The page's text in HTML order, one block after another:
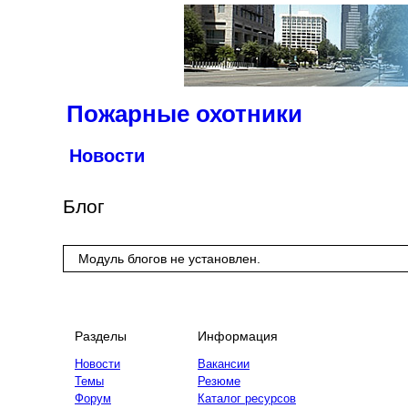
Пожарные охотники
Новости
Брандистика
Блоги
Форум
О проекте
Блог
Модуль блогов не установлен.
Разделы
Новости
Темы
Форум
Информация
Вакансии
Резюме
Каталог ресурсов